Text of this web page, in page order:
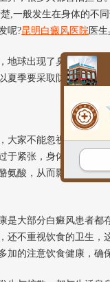
,一般发生在身体的不
呢?昆明白癜风医院 医
地球出现了臭氧空洞，
夏季要采取防晒措施，
大家不能忽视的还有
于紧张，身体会分泌过
氨酸，从而影响黑色
是大部分白癜风患者都
还不重视饮食的卫生
加的注意饮食健康，确